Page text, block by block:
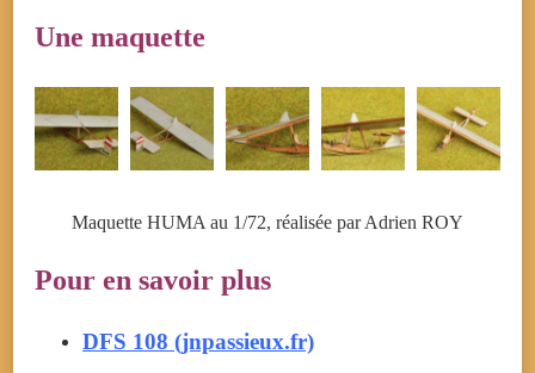
Une maquette
Maquette HUMA au 1/72, réalisée par Adrien ROY
Pour en savoir plus
DFS 108 (jnpassieux.fr)